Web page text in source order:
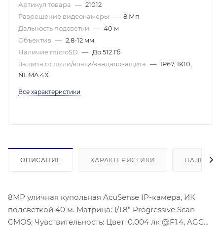
Артикул товара — 21012
Разрешение видеокамеры — 8 Мп
Дальность подсветки — 40 м
Объектив — 2,8-12 мм
Наличие microSD — До 512 Гб
Защита от пыли/влаги/вандалозащита — IP67, IK10,
NEMA 4X
Все характеристики
ОПИСАНИЕ ХАРАКТЕРИСТИКИ НАЛИЧИЕ
8МР уличная купольная AcuSense IP-камера, ИК
подсветкой 40 м. Матрица: 1/1.8″ Progressive Scan
CMOS; Чувствительность: Цвет: 0.004 лк @F1.4, AGC